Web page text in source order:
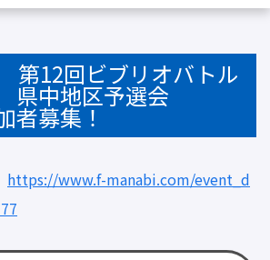
る
イベントを非表示
12回ビブリオバトル
中地区予選会
者募集！
https://www.f-manabi.com/event_d